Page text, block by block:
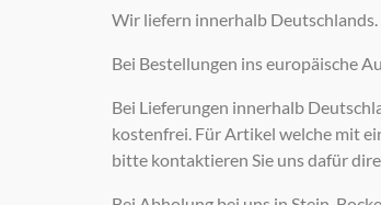
Wir liefern innerhalb Deutschlands.
Bei Bestellungen ins europäische
Bei Lieferungen innerhalb
kostenfrei. Für Artikel welche mit
bitte kontaktieren Sie uns dafür